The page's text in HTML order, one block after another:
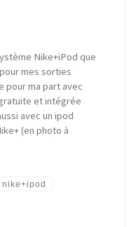
Nike+iPod que
mes sorties
pour ma part avec
et intégrée
avec un ipod
(en photo à
nike+ipod